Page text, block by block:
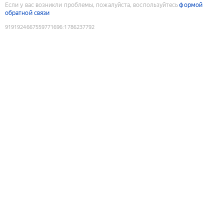
Если у вас возникли проблемы, пожалуйста, воспользуйтесьформой
обратной связи
9191924667559771696:1786237792